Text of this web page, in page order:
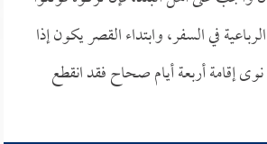
في السفر، وابتداء القصر يكون إذا
إقامة أربعة أيام صحاح فقد انقطع